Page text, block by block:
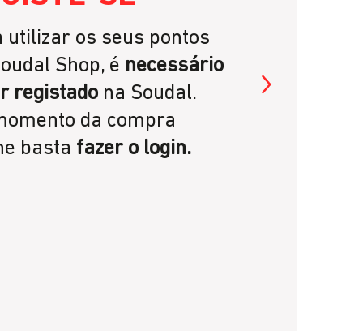
utilizar os seus pontos
Shop, é necessário
registado na Soudal.
da compra
basta fazer o login.